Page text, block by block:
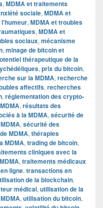
, MDMA et traitements
sociale, MDMA et
l'humeur, MDMA et troubles
, MDMA et
sociaux, mécanisme
, minage de bitcoin et
thérapeutique de la
, prix du bitcoin,
sur la MDMA, recherche
affectifs, recherches
, réglementation des crypto-
, résultats des
à la MDMA, sécurité de
, sécurité des
MDMA, thérapies
MDMA, trading de bitcoin,
cliniques avec la
, traitements médicaux
ligne, transactions en
de la blockchain,
médical, utilisation de la
, utilisation du bitcoin,